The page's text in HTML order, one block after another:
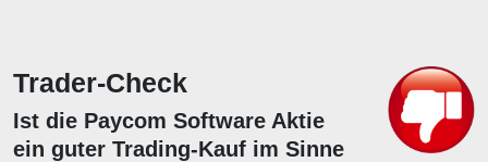
Trader-Check
Ist die Paycom Software Aktie
ein guter Trading-Kauf im Sinne